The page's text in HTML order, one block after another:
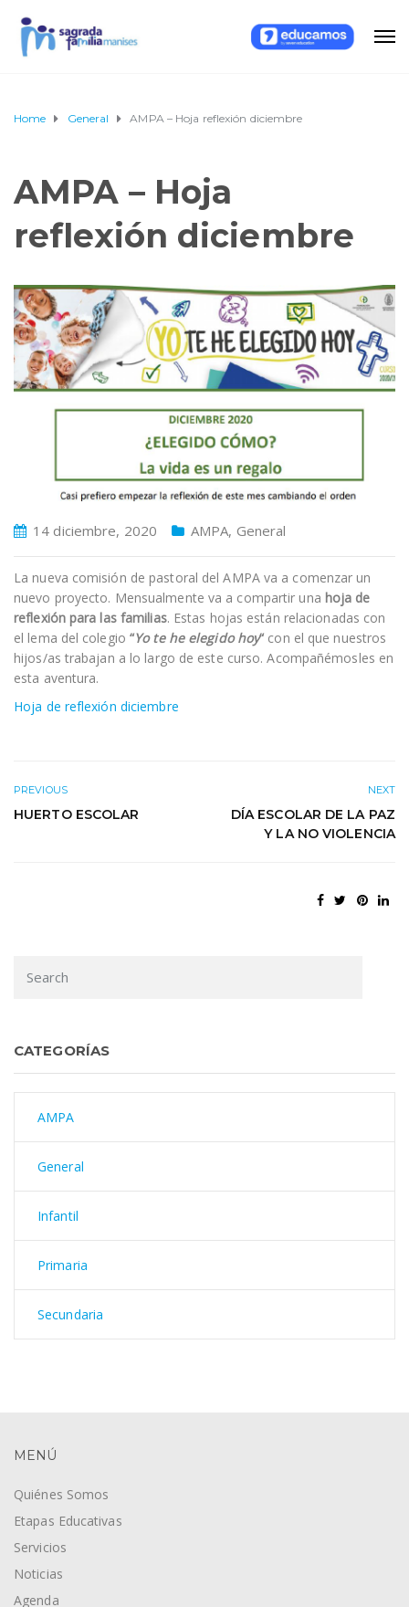
Home General AMPA – Hoja reflexión diciembre
AMPA – Hoja
reflexión diciembre
14 diciembre, 2020 AMPA, General
La nueva comisión de pastoral del AMPA va a comenzar un
nuevo proyecto. Mensualmente va a compartir una hoja de
reflexión para las familias. Estas hojas están relacionadas con
el lema del colegio “Yo te he elegido hoy“ con el que nuestros
hijos/as trabajan a lo largo de este curso. Acompañémosles en
esta aventura.
Hoja de reflexión diciembre
PREVIOUS
HUERTO ESCOLAR
NEXT
DÍA ESCOLAR DE LA PAZ
Y LA NO VIOLENCIA
CATEGORÍAS
AMPA
General
Infantil
Primaria
Secundaria
MENÚ
Quiénes Somos
Etapas Educativas
Servicios
Noticias
Agenda